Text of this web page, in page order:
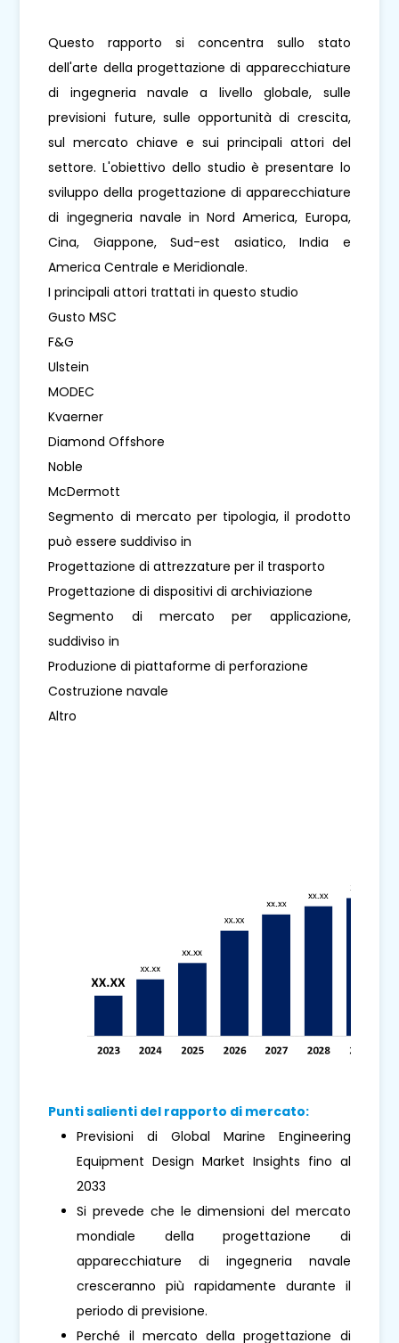
Questo rapporto si concentra sullo stato
dell'arte della progettazione di apparecchiature
di ingegneria navale a livello globale, sulle
previsioni future, sulle opportunità di crescita,
sul mercato chiave e sui principali attori del
settore. L'obiettivo dello studio è presentare lo
sviluppo della progettazione di apparecchiature
di ingegneria navale in Nord America, Europa,
Cina, Giappone, Sud-est asiatico, India e
America Centrale e Meridionale.
I principali attori trattati in questo studio
Gusto MSC
F&G
Ulstein
MODEC
Kvaerner
Diamond Offshore
Noble
McDermott
Segmento di mercato per tipologia, il prodotto
può essere suddiviso in
Progettazione di attrezzature per il trasporto
Progettazione di dispositivi di archiviazione
Segmento di mercato per applicazione,
suddiviso in
Produzione di piattaforme di perforazione
Costruzione navale
Altro
Punti salienti del rapporto di mercato:
Previsioni di Global Marine Engineering
Equipment Design Market Insights fino al
2033
Si prevede che le dimensioni del mercato
mondiale della progettazione di
apparecchiature di ingegneria navale
cresceranno più rapidamente durante il
periodo di previsione.
Perché il mercato della progettazione di